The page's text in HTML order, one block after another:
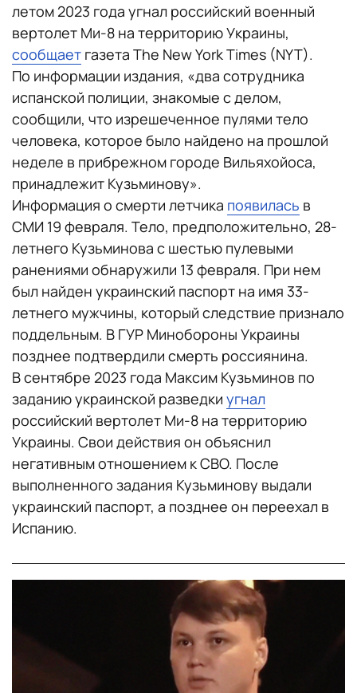
летом 2023 года угнал российский военный
вертолет Ми-8 на территорию Украины,
сообщает газета The New York Times (NYT).
По информации издания, «два сотрудника
испанской полиции, знакомые с делом,
сообщили, что изрешеченное пулями тело
человека, которое было найдено на прошлой
неделе в прибрежном городе Вильяхойоса,
принадлежит Кузьминову».
Информация о смерти летчика появилась в
СМИ 19 февраля. Тело, предположительно, 28-
летнего Кузьминова с шестью пулевыми
ранениями обнаружили 13 февраля. При нем
был найден украинский паспорт на имя 33-
летнего мужчины, который следствие признало
поддельным. В ГУР Минобороны Украины
позднее подтвердили смерть россиянина.
В сентябре 2023 года Максим Кузьминов по
заданию украинской разведки угнал
российский вертолет Ми-8 на территорию
Украины. Свои действия он объяснил
негативным отношением к СВО. После
выполненного задания Кузьминову выдали
украинский паспорт, а позднее он переехал в
Испанию.